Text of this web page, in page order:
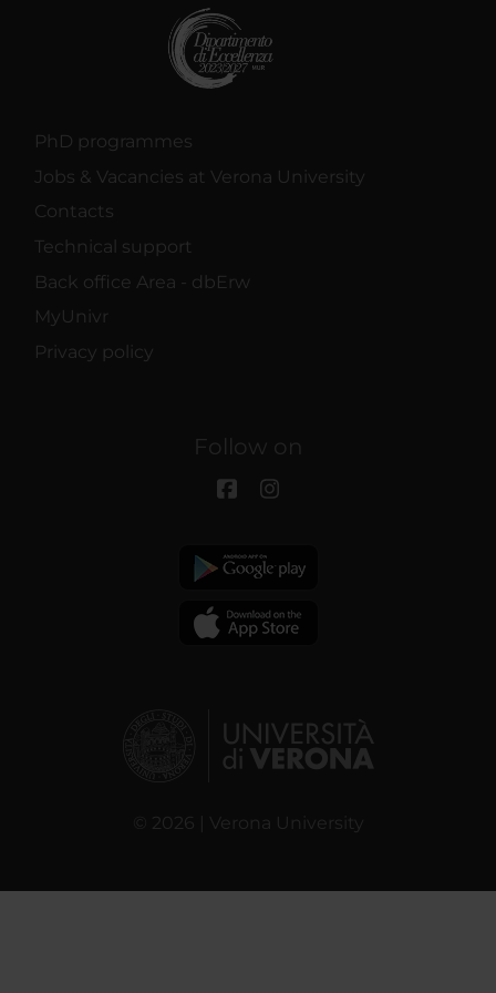
PhD programmes
Jobs & Vacancies at Verona University
Contacts
Technical support
Back office Area - dbErw
MyUnivr
Privacy policy
Follow on
© 2026 | Verona University